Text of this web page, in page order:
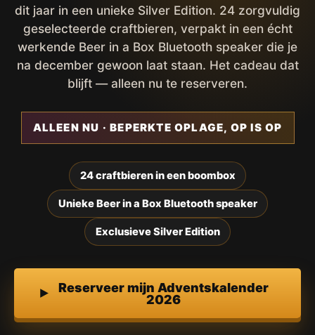
dit jaar in een unieke Silver Edition. 24 zorgvuldig
geselecteerde craftbieren, verpakt in een écht
werkende Beer in a Box Bluetooth speaker die je
na december gewoon laat staan. Het cadeau dat
blijft — alleen nu te reserveren.
ALLEEN NU · BEPERKTE OPLAGE, OP IS OP
24 craftbieren in een boombox
Unieke Beer in a Box Bluetooth speaker
Exclusieve Silver Edition
Reserveer mijn Adventskalender
2026